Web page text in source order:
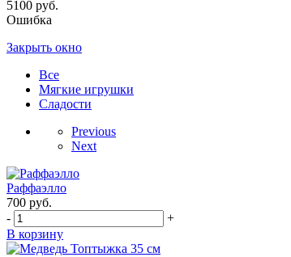
5100 руб.
Ошибка
Закрыть окно
Все
Мягкие игрушки
Сладости
Previous
Next
Раффаэлло
700 руб.
-
+
В корзину